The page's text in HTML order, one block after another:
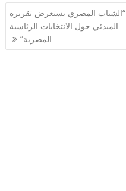
“الشباب المصري يستعرض تقريره
المبدئي حول الانتخابات الرئاسية
المصرية”